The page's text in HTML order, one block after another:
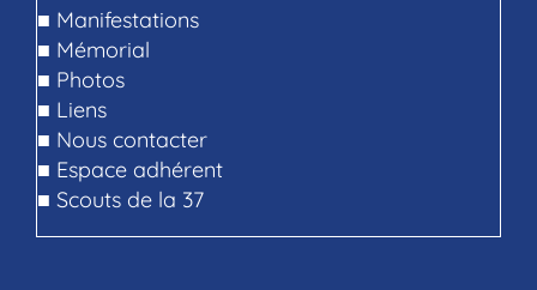
■ Manifestations
■ Mémorial
■ Photos
■ Liens
■ Nous contacter
■ Espace adhérent
■ Scouts de la 37